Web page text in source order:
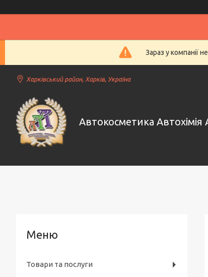
Зараз у компанії
Харківський район, Харків, Україна
Автокосметика
Товари та послуги